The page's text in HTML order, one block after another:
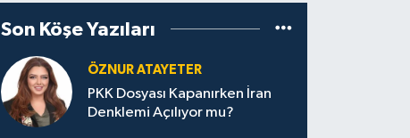
Son Köşe Yazıları
ÖZNUR ATAYETER
PKK Dosyası Kapanırken İran
Denklemi Açılıyor mu?